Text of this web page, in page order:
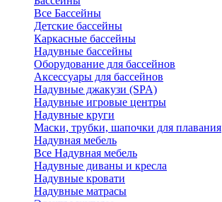
Все Бассейны
Детские бассейны
Каркасные бассейны
Надувные бассейны
Оборудование для бассейнов
Аксессуары для бассейнов
Надувные джакузи (SPA)
Надувные игровые центры
Надувные круги
Маски, трубки, шапочки для плавания
Надувная мебель
Все Надувная мебель
Надувные диваны и кресла
Надувные кровати
Надувные матрасы